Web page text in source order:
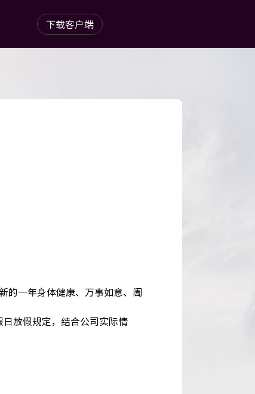
下载客户端
一年身体健康、万事如意、阖
放假规定，结合公司实际情